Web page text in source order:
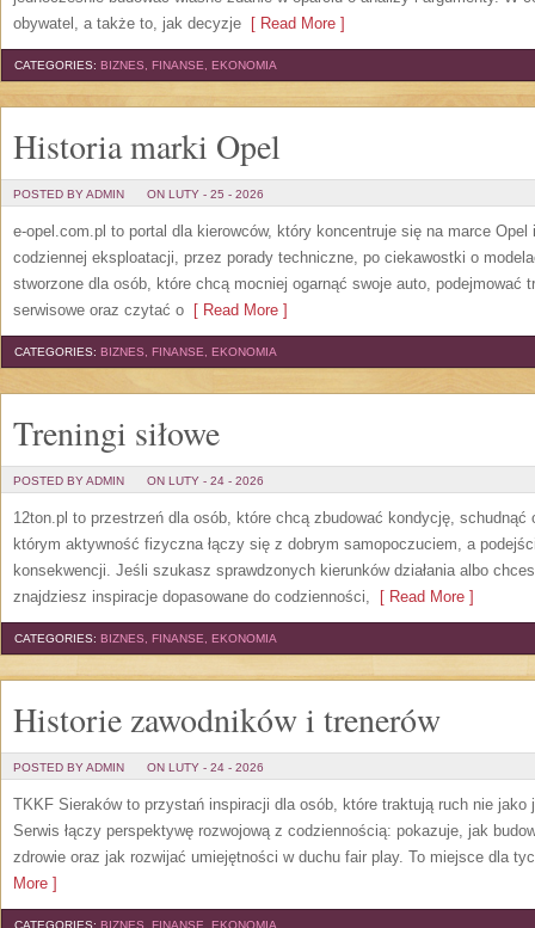
obywatel, a także to, jak decyzje [ Read More ]
CATEGORIES: BIZNES, FINANSE, EKONOMIA
Historia marki Opel
POSTED BY ADMIN ON LUTY - 25 - 2026
e-opel.com.pl to portal dla kierowców, który koncentruje się na marce
codziennej eksploatacji, przez porady techniczne, po ciekawostki o
stworzone dla osób, które chcą mocniej ogarnąć swoje auto, podejmować
serwisowe oraz czytać o [ Read More ]
CATEGORIES: BIZNES, FINANSE, EKONOMIA
Treningi siłowe
POSTED BY ADMIN ON LUTY - 24 - 2026
12ton.pl to przestrzeń dla osób, które chcą zbudować kondycję, schudnąć
którym aktywność fizyczna łączy się z dobrym samopoczuciem, a
konsekwencji. Jeśli szukasz sprawdzonych kierunków działania albo
znajdziesz inspiracje dopasowane do codzienności, [ Read More ]
CATEGORIES: BIZNES, FINANSE, EKONOMIA
Historie zawodników i trenerów
POSTED BY ADMIN ON LUTY - 24 - 2026
TKKF Sieraków to przystań inspiracji dla osób, które traktują ruch nie jako
Serwis łączy perspektywę rozwojową z codziennością: pokazuje, jak
zdrowie oraz jak rozwijać umiejętności w duchu fair play. To miejsce dla
More ]
CATEGORIES: BIZNES, FINANSE, EKONOMIA